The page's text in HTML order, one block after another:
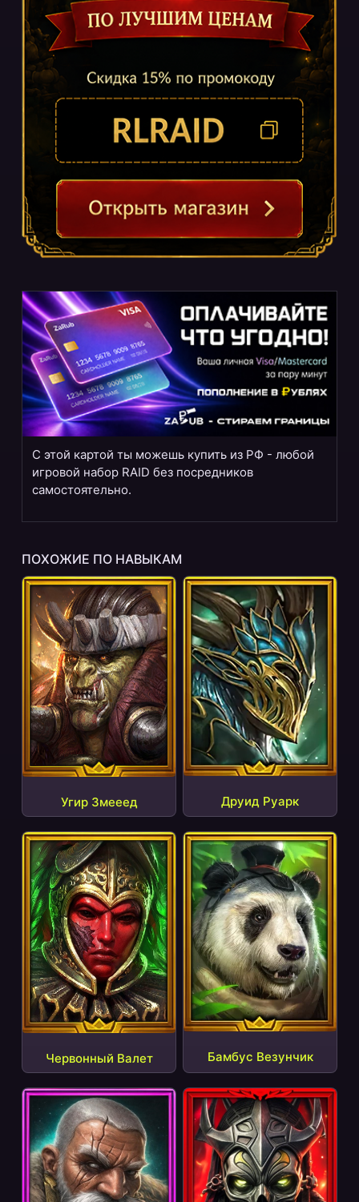
С этой картой ты можешь купить из РФ - любой
игровой набор RAID без посредников
самостоятельно.
ПОХОЖИЕ ПО НАВЫКАМ
Угир Змееед Друид Руарк
Червонный Валет Бамбус Везунчик